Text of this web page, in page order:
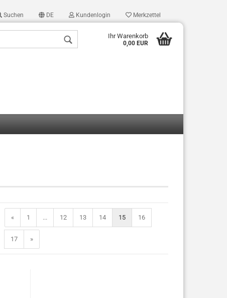
Suchen DE Kundenlogin Merkzettel
Ihr Warenkorb
0,00 EUR
« 1 ... 12 13 14 15 16
17 »